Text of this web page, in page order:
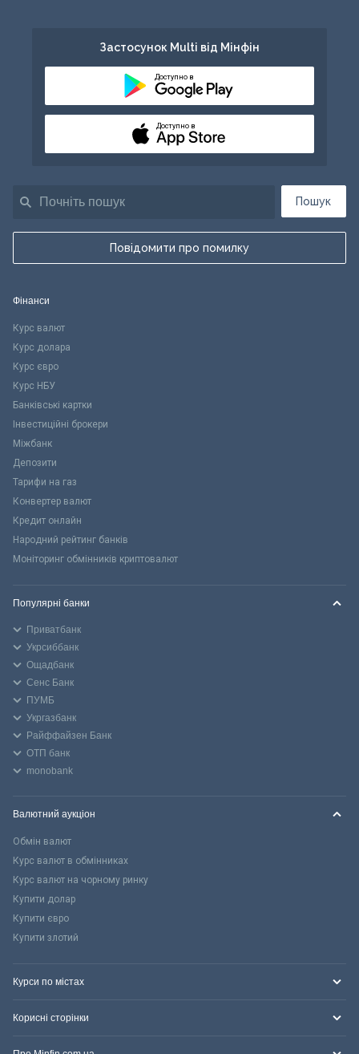
Пошук
Повідомити про помилку
Застосунок Multi від Мінфін
Доступно в
Доступно в
Фінанси
Курс валют
Курс долара
Курс євро
Курс НБУ
Банківські картки
Інвестиційні брокери
Міжбанк
Депозити
Тарифи на газ
Конвертер валют
Кредит онлайн
Народний рейтинг банків
Моніторинг обмінників криптовалют
Популярні банки
Приватбанк
Укрсиббанк
Ощадбанк
Сенс Банк
ПУМБ
Укргазбанк
Райффайзен Банк
ОТП банк
monobank
Валютний аукціон
Обмін валют
Курс валют в обмінниках
Курс валют на чорному ринку
Купити долар
Купити євро
Купити злотий
Курси по містах
Корисні сторінки